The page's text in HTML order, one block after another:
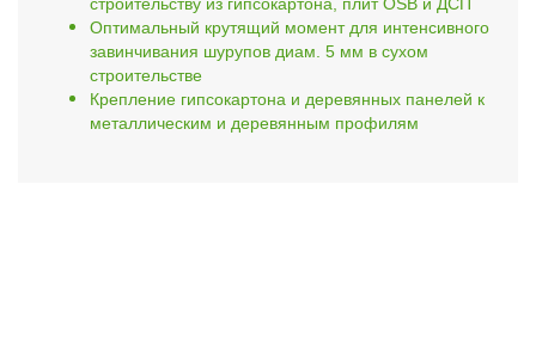
Оптимальный крутящий момент для интенсивного
завинчивания шурупов диам. 5 мм в сухом
строительстве
Крепление гипсокартона и деревянных панелей к
металлическим и деревянным профилям